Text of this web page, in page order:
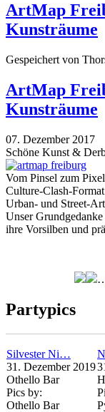
ArtMap
Kunsträume
Gespeichert von
ArtMap
Kunsträume
07. Dezember 2017
Schöne Kunst &
Vom Pinsel zum
Culture-Clash-
Urban- und Street-
Unser
ihre Vorsilben und
Partypics
Silvester Ni…
31. Dezember 2019
Othello Bar
Pics by:
Othello Bar